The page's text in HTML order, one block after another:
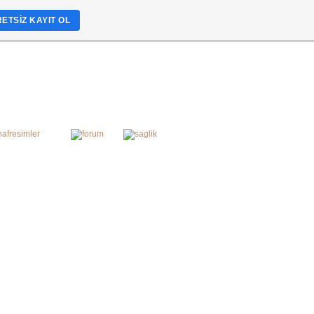
KAYIT OL